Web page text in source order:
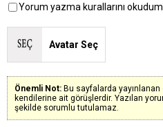
Yorum yazma kurallarını
Avatar Seç
Önemli Not: Bu sayfalarda yayınlanan
kendilerine ait görüşlerdir. Yazılan
şekilde sorumlu tutulamaz.